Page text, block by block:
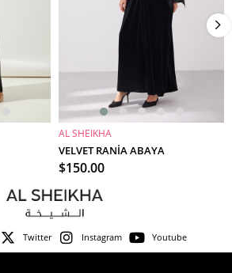
SEPETE EKLE
AL SHEIKHA
VELVET RANİA ABAYA
$150.00
Twitter Instagram Youtube